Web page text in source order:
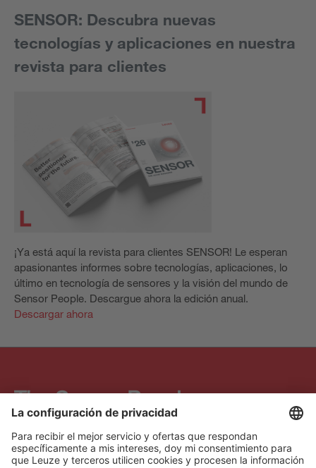
SENSOR: Descubra nuevas
tecnologías y aplicaciones en nuestra
revista para clientes
¡Ya está aquí la revista para clientes SENSOR! Le esperan
apasionantes informes sobre tecnologías, aplicaciones, lo
último en tecnología de sensores y la visión del mundo de
Sensor People. Descargue ahora la edición anual.
Descargar ahora
The Sensor People
Acceso rápido
Boletín de noticias